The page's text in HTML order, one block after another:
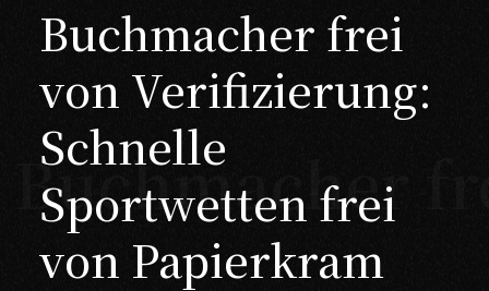
Buchmacher frei
von Verifizierung:
Schnelle
Sportwetten frei
von Papierkram
Buchmacher